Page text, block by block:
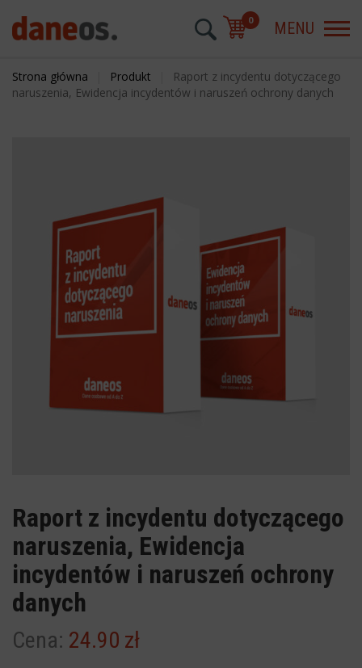
MENU
0
Strona główna Produkt
Raport z incydentu dotyczącego
naruszenia, Ewidencja incydentów i naruszeń ochrony danych
Raport z incydentu dotyczącego
naruszenia, Ewidencja
incydentów i naruszeń ochrony
danych
24.90 zł